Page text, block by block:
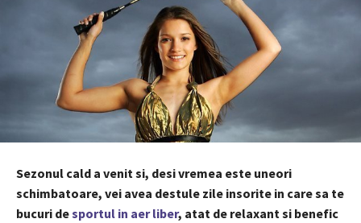
Sezonul cald a venit si, desi vremea este uneori
schimbatoare, vei avea destule zile insorite in care sa te
bucuri desportul in aer liber, atat de relaxant si benefic